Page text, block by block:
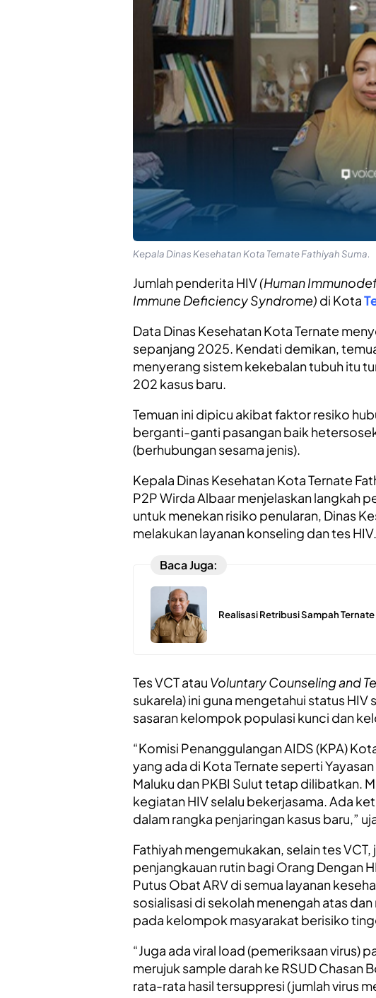
Kepala Dinas Kesehatan Kota Ternate Fathiyah Suma.
Jumlah penderita HIV(Human
Immune Deficiency Syndrome) di Kota
Data Dinas Kesehatan Kota Ternate
sepanjang 2025. Kendati demikan,
menyerang sistem kekebalan tubuh itu
202 kasus baru.
Temuan ini dipicu akibat faktor resiko
berganti-ganti pasangan baik
(berhubungan sesama jenis).
Kepala Dinas Kesehatan Kota Ternate
P2P Wirda Albaar menjelaskan langkah
untuk menekan risiko penularan, Dinas
melakukan layanan konseling dan tes HIV.
Baca Juga:
Realisasi Retribusi Sampah
Tes VCT atau Voluntary Counseling and
sukarela) ini guna mengetahui status HIV
sasaran kelompok populasi kunci dan
“Komisi Penanggulangan AIDS (KPA)
yang ada di Kota Ternate seperti
Maluku dan PKBI Sulut tetap dilibatkan.
kegiatan HIV selalu bekerjasama. Ada
dalam rangka penjaringan kasus baru,”
Fathiyah mengemukakan, selain tes
penjangkauan rutin bagi Orang Dengan
Putus Obat ARV di semua layanan
sosialisasi di sekolah menengah atas
pada kelompok masyarakat berisiko
“Juga ada viral load (pemeriksaan virus)
merujuk sample darah ke RSUD Chasan
rata-rata hasil tersuppresi (jumlah virus